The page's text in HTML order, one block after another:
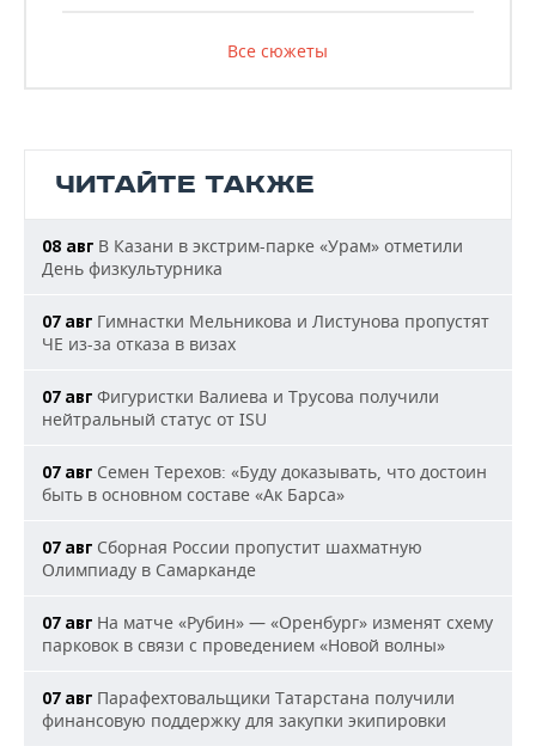
Все сюжеты
ЧИТАЙТЕ ТАКЖЕ
08 авг В Казани в экстрим-парке «Урам» отметили
День физкультурника
07 авг Гимнастки Мельникова и Листунова пропустят
ЧЕ из-за отказа в визах
07 авг Фигуристки Валиева и Трусова получили
нейтральный статус от ISU
07 авг Семен Терехов: «Буду доказывать, что достоин
быть в основном составе «Ак Барса»
07 авг Сборная России пропустит шахматную
Олимпиаду в Самарканде
07 авг На матче «Рубин» — «Оренбург» изменят схему
парковок в связи с проведением «Новой волны»
07 авг Парафехтовальщики Татарстана получили
финансовую поддержку для закупки экипировки